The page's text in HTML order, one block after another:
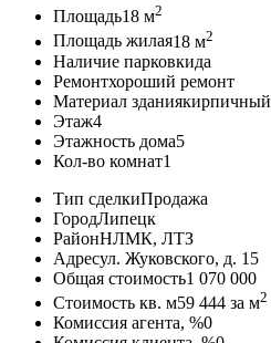
Площадь18 м2
Площадь жилая18 м2
Наличие парковкида
Ремонтхороший ремонт
Материал зданиякирпичный
Этаж4
Этажность дома5
Кол-во комнат1
Тип сделкиПродажа
ГородЛипецк
РайонНЛМК, ЛТЗ
Адресул. Жуковского, д. 15
Общая стоимость1 070 000
Стоимость кв. м59 444 за м2
Комиссия агента, %0